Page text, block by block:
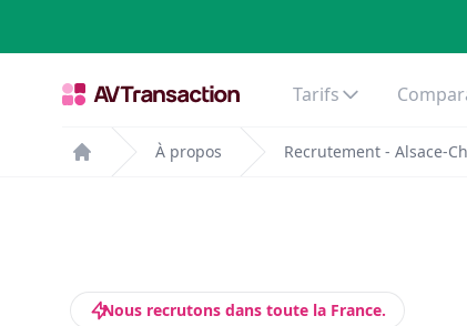
Tarifs
Home
À propos Recrutement - Alsace-
Nous recrutons dans toute la France.